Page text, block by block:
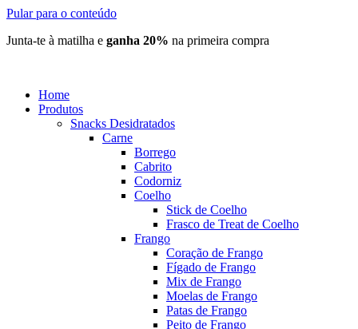
Pular para o conteúdo
Junta-te à matilha e ganha 20% na primeira compra
Home
Produtos
Snacks Desidratados
Carne
Borrego
Cabrito
Codorniz
Coelho
Stick de Coelho
Frasco de Treat de Coelho
Frango
Coração de Frango
Fígado de Frango
Mix de Frango
Moelas de Frango
Patas de Frango
Peito de Frango